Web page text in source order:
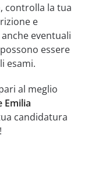
controlla la tua
e
eventuali
essere
esami.
al meglio
Emilia
candidatura